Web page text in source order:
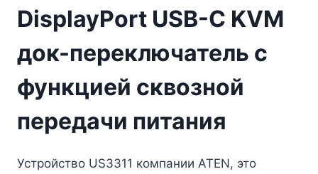
DisplayPort USB-C KVM
док-переключатель с
функцией сквозной
передачи питания
Устройство US3311 компании ATEN, это